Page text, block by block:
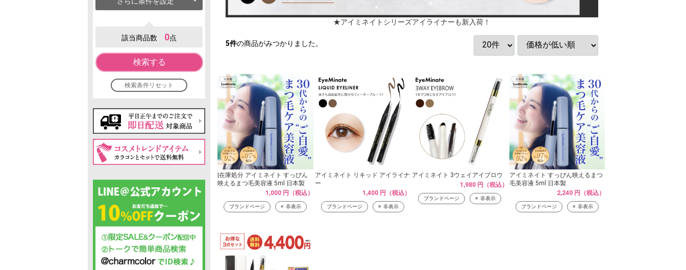
該当商品数 0点
検索する
検索条件リセット
★アイミネイトシリーズアイライナーも新入荷！
5件の商品がみつかりました。
|在庫処分 アイミネイト すっぴん
映えるまつ毛美容液 5ml 日本製
1,000 円（税込）
ブランドページ 非表示
アイミネイト リキッド アイライナ
ー
1,400 円（税込）
ブランドページ 非表示
アイミネイト 3ウェイアイブロウ
1,980 円（税込）
ブランドページ 非表示
アイミネイト すっぴん映えるまつ
毛美容液 5ml 日本製
2,240 円（税込）
ブランドページ 非表示